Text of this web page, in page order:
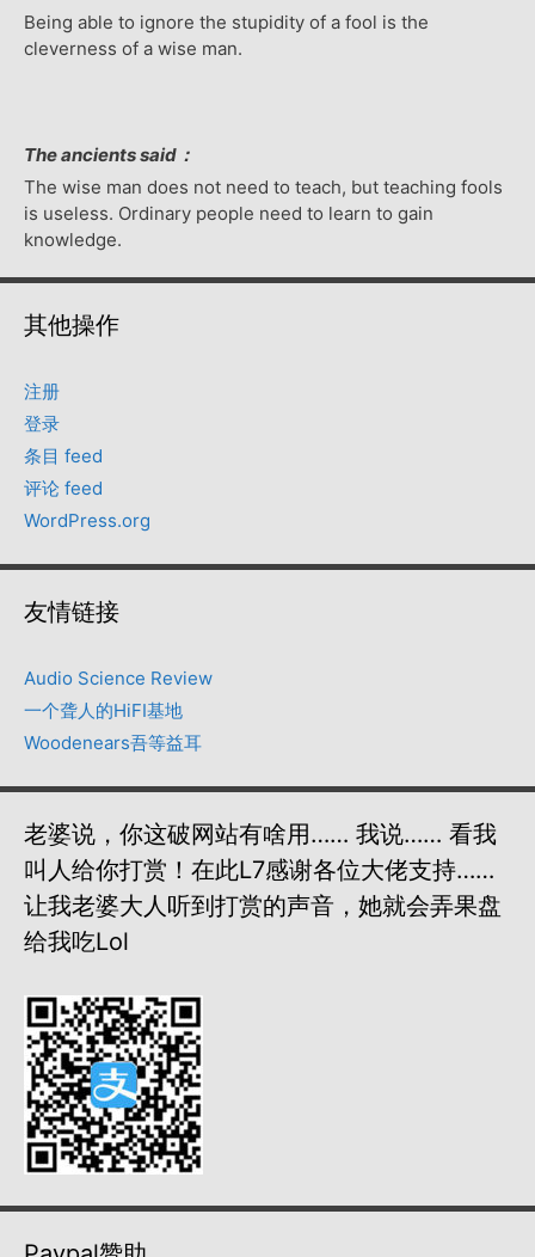
Being able to ignore the stupidity of a fool is the
cleverness of a wise man.
The ancients said：
The wise man does not need to teach, but teaching fools
is useless. Ordinary people need to learn to gain
knowledge.
其他操作
注册
登录
条目 feed
评论 feed
WordPress.org
友情链接
Audio Science Review
一个聋人的HiFI基地
Woodenears吾等益耳
老婆说，你这破网站有啥用…… 我说…… 看我
叫人给你打赏！在此L7感谢各位大佬支持……
让我老婆大人听到打赏的声音，她就会弄果盘
给我吃lol